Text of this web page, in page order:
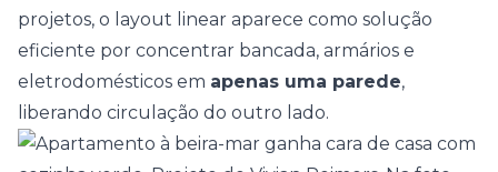
projetos, o layout linear aparece como solução
eficiente por concentrar bancada, armários e
eletrodomésticos em apenas uma parede,
liberando circulação do outro lado.